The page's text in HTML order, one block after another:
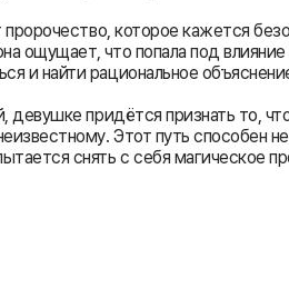
которое кажется
ощущает, что попала под влияние
найти рациональное
придётся признать то,
Этот путь способен
снять с себя магическое